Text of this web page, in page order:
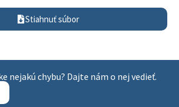
Stiahnuť súbor
nejakú chybu? Dajte nám o nej vedieť.